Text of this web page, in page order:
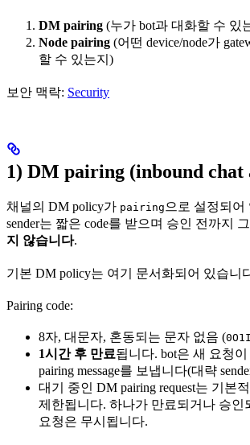
DM pairing (누가 bot과 대화할 수 있
Node pairing (어떤 device/node가
할 수 있는지)
보안 맥락: Security
1) DM pairing (inbound chat
채널의 DM policy가 pairing 으로 설정되어
sender는 짧은 code를 받으며 승인 전까지
지 않습니다.
기본 DM policy는 여기 문서화되어 있습니
Pairing code:
8자, 대문자, 혼동되는 문자 없음 (0O1I
1시간 후 만료됩니다. bot은 새 요청
pairing message를 보냅니다(대략
대기 중인 DM pairing request는 기본
제한됩니다. 하나가 만료되거나 승인
요청은 무시됩니다.